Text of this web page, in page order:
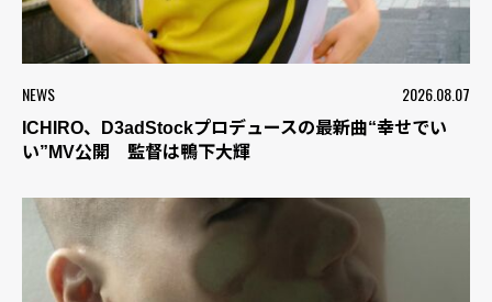
NEWS 2026.08.07
ICHIRO、D3adStockプロデュースの最新曲“幸せでい
い”MV公開 監督は鴨下大輝